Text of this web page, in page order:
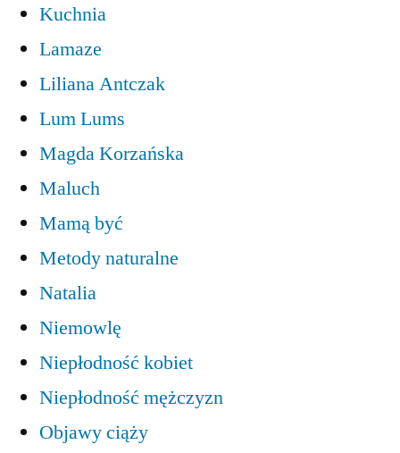
Kuchnia
Lamaze
Liliana Antczak
Lum Lums
Magda Korzańska
Maluch
Mamą być
Metody naturalne
Natalia
Niemowlę
Niepłodność kobiet
Niepłodność mężczyzn
Objawy ciąży